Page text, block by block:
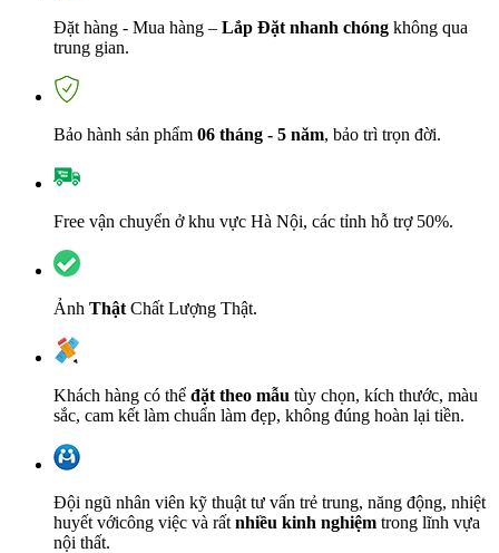
Đặt hàng - Mua hàng – Lắp Đặt nhanh chóng không qua
trung gian.
Bảo hành sản phẩm 06 tháng - 5 năm, bảo trì trọn đời.
Free vận chuyển ở khu vực Hà Nội, các tỉnh hỗ trợ 50%.
Ảnh Thật Chất Lượng Thật.
Khách hàng có thể đặt theo mẫu tùy chọn, kích thước, màu
sắc, cam kết làm chuẩn làm đẹp, không đúng hoàn lại tiền.
Đội ngũ nhân viên kỹ thuật tư vấn trẻ trung, năng động, nhiệt
huyết vớicông việc và rất nhiều kinh nghiệm trong lĩnh vựa
nội thất.